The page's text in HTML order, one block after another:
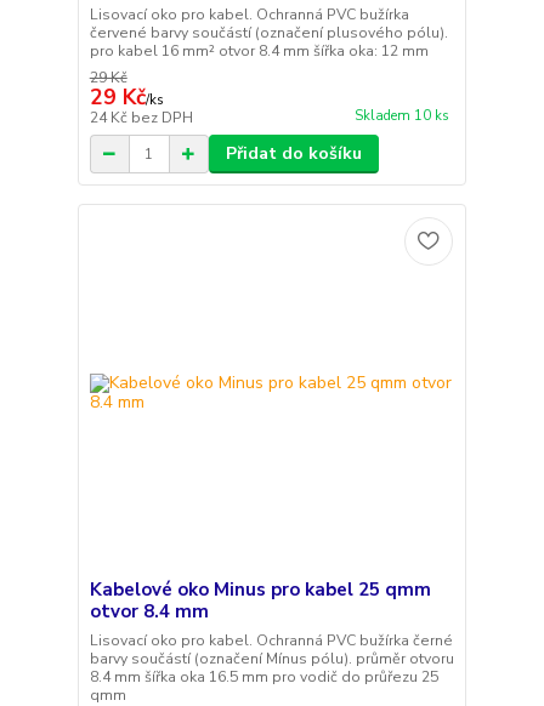
Lisovací oko pro kabel. Ochranná PVC bužírka
červené barvy součástí (označení plusového pólu).
pro kabel 16 mm² otvor 8.4 mm šířka oka: 12 mm
29 Kč
29 Kč/ks
24 Kč bez DPH Skladem 10 ks
Přidat do košíku
Kabelové oko Minus pro kabel 25 qmm
otvor 8.4 mm
Lisovací oko pro kabel. Ochranná PVC bužírka černé
barvy součástí (označení Mínus pólu). průměr otvoru
8.4 mm šířka oka 16.5 mm pro vodič do průřezu 25
qmm